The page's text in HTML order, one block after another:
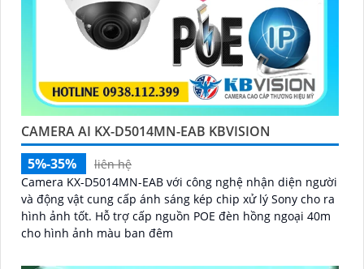
CAMERA AI KX-D5014MN-EAB KBVISION
5%-35%
liên hệ
Camera KX-D5014MN-EAB với công nghệ nhận diện người
và động vật cung cấp ánh sáng kép chip xử lý Sony cho ra
hình ảnh tốt. Hỗ trợ cấp nguồn POE đèn hồng ngoại 40m
cho hình ảnh màu ban đêm